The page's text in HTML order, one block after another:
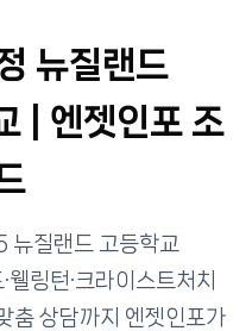
뉴질랜드
| 엔젯인포 조
질랜드 고등학교
링턴·크라이스트처치
춤 상담까지 엔젯인포가